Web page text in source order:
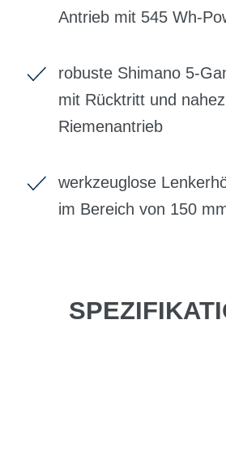
Antrieb mit 545 Wh-
robuste Shimano 5-
mit Rücktritt und
Riemenantrieb
werkzeuglose
im Bereich von 150